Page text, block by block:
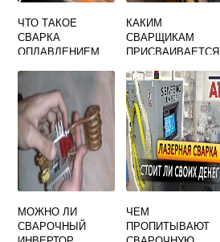
ЧТО ТАКОЕ
СВАРКА
ОПЛАВЛЕНИЕМ
КАКИМ
СВАРЩИКАМ
ПРИСВАИВАЕТСЯ
МОЖНО ЛИ
СВАРОЧНЫЙ
ЧЕМ
ПРОПИТЫВАЮТ